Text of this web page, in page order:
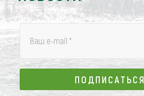
Ваш e-mail *
ПОДПИСАТЬСЯ